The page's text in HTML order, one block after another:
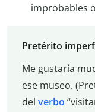
improbables
Pretérito
Me gustaría
ese museo.
del verbo